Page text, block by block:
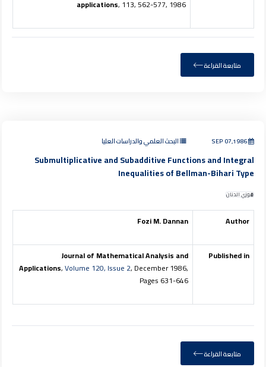
applications, 113, 562-577, 1986
متابعة القراءة
SEP 07,1986 البحث العلمي والدراسات العليا
Submultiplicative and Subadditive Functions and Integral
Inequalities of Bellman-Bihari Type
فوزي الدنان
Author
Fozi M. Dannan
Published in
Journal of Mathematical Analysis and
Applications,Volume 120, Issue 2, December 1986,
Pages 631-646
متابعة القراءة